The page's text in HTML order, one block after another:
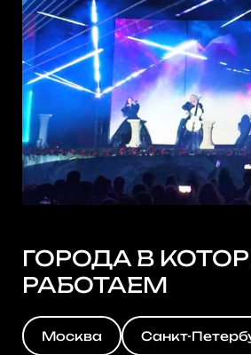
ГОРОДА В
РАБОТАЕМ
Москва Санкт-